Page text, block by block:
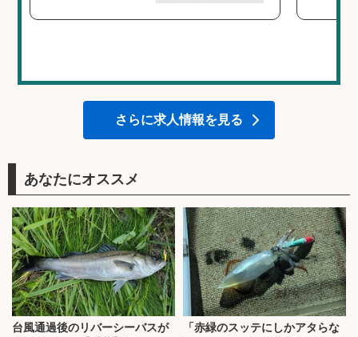
さらに求人情報を見る
あなたにオススメ
台風通過後のリバーシーバスが
「赤緑のスッテにしかアタらな